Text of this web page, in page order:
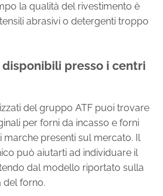
la qualità del rivestimento è
abrasivi o detergenti troppo
presso i centri
del gruppo ATF puoi trovare
per forni da incasso e forni
marche presenti sul mercato. Il
può aiutarti ad individuare il
dal modello riportato sulla
del forno.